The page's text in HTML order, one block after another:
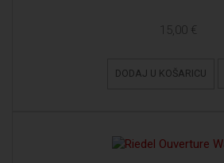
15,00 €
DODAJ U KOŠARICU